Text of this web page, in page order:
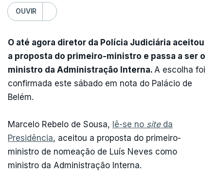
OUVIR
O até agora diretor da Polícia Judiciária aceitou
a proposta do primeiro-ministro e passa a ser o
ministro da Administração Interna. A escolha foi
confirmada este sábado em nota do Palácio de
Belém.
Marcelo Rebelo de Sousa, lê-se no siteda
Presidência, aceitou a proposta do primeiro-
ministro de nomeação de Luís Neves como
ministro da Administração Interna.